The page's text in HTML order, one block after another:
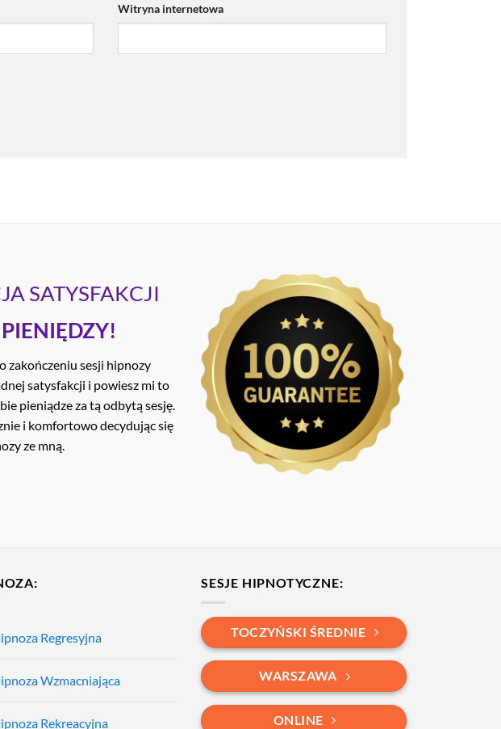
Witryna internetowa
SATYSFAKCJI
zakończeniu sesji hipnozy
satysfakcji i powiesz mi to
pieniądze za tą odbytą sesję.
i komfortowo decydując się
ze mną.
Regresyjna
Wzmacniająca
Rekreacyjna
SESJE HIPNOTYCZNE:
TOCZYŃSKI ŚREDNIE
WARSZAWA
ONLINE